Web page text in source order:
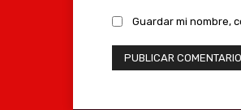
Guardar mi nombre,